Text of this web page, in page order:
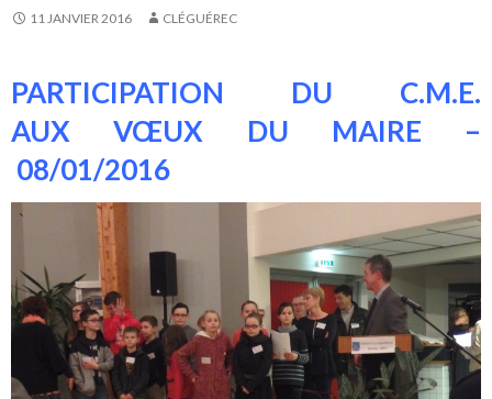
11 JANVIER 2016 CLÉGUÉREC
PARTICIPATION DU C.M.E.
AUX VŒUX DU MAIRE –
08/01/2016